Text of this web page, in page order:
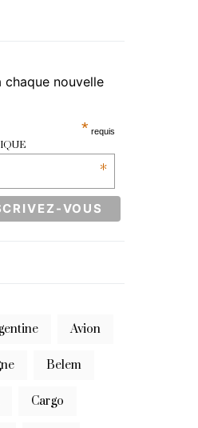
chaque nouvelle
* requis
*
Avion
Belem
Cargo